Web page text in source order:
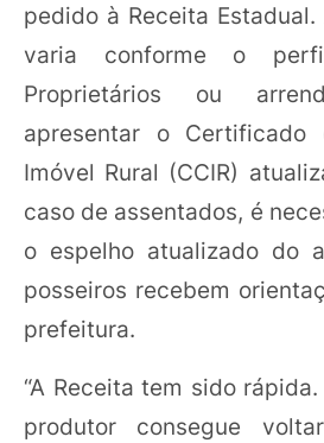
pedido à Receita
varia conforme o
Proprietários ou
apresentar o Certificado
Imóvel Rural (CCIR)
caso de assentados, é
o espelho atualizado do
posseiros recebem
prefeitura.
“A Receita tem sido
produtor consegue